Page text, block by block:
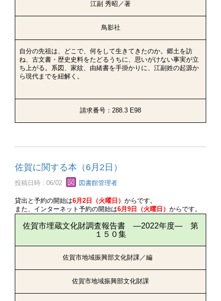
江副 秀昭／著
鳥影社
自分の先祖は、どこで、何をして生きてきたのか。郷土を訪
ね、古文書・歴史史料をたどるうちに、思いがけない事実が立
ち上がる。系図、家紋、由緒書を手掛かりに、江副姓の起源か
ら現代までを紐解く。
請求番号：288.3 E98
佐賀に関する本（6月2日）
投稿日時 : 06/02 図書館管理者
貸出と予約の開始は6月2日（火曜日） からです。
また、インターネット予約の開始は6月9日（火曜日） からです。
佐賀市埋蔵文化財調査報告書 ―2022年度― 第
１５０集
佐賀市地域振興部文化財課／編
佐賀市地域振興部文化財課